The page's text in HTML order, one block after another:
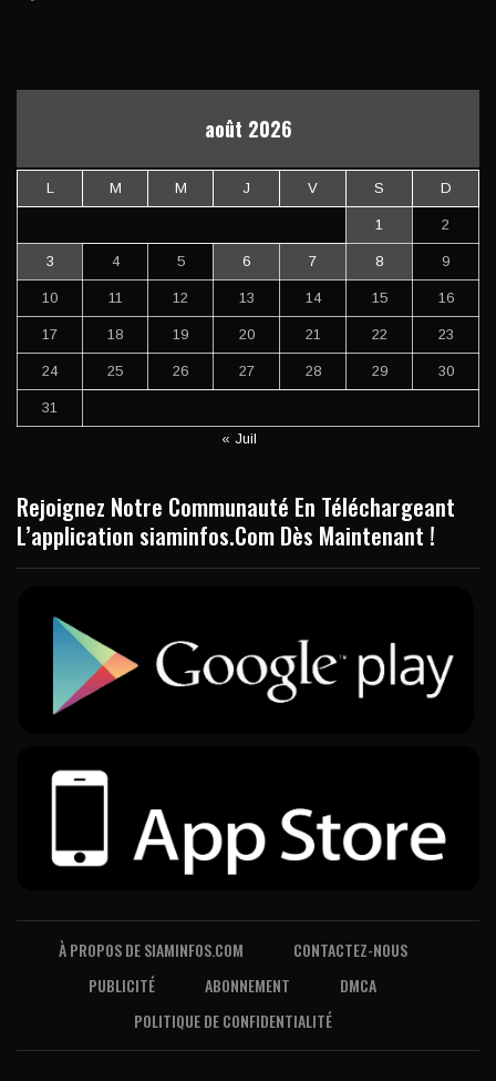
août 2026
L M M J V S D
1 2
3 4 5 6 7 8 9
10 11 12 13 14 15 16
17 18 19 20 21 22 23
24 25 26 27 28 29 30
31
« Juil
Rejoignez Notre Communauté En Téléchargeant
L’application siaminfos.Com Dès Maintenant !
À PROPOS DE SIAMINFOS.COM
CONTACTEZ-NOUS
PUBLICITÉ
ABONNEMENT
DMCA
POLITIQUE DE CONFIDENTIALITÉ